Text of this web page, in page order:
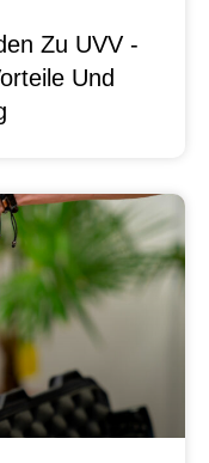
Zu UVV -
Und